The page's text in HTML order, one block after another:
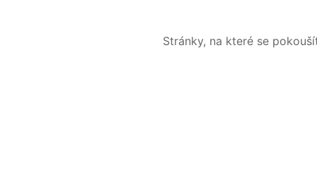
Stránky, na které se